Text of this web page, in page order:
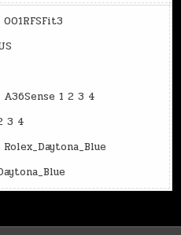
001RFSFit3
A36Sense 1 2 3 4
3 4
Rolex_Daytona_Blue